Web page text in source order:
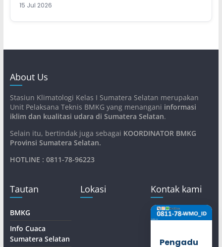
15 Jul 2026
About Us
Stasiun Klimatologi Kelas I Sumatera Selatan merupakan
Unit Pelaksana Teknis BMKG yang menangani informasi
iklim dan kualitasi udara di Sumatera Selatan.
Selain itu, bertindak juga sebagai KOORDINATOR BMKG
Provinsi Sumatera Selatan.
HOTLINE : 0811-78-96223
Tautan
BMKG
Info Cuaca
Sumatera Selatan
Lokasi Kontak kami
Pengadu